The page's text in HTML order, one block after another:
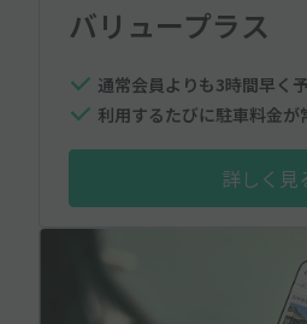
バリュープラス
通常会員よりも3時間早く
利用するたびに駐車料金が
詳しく見